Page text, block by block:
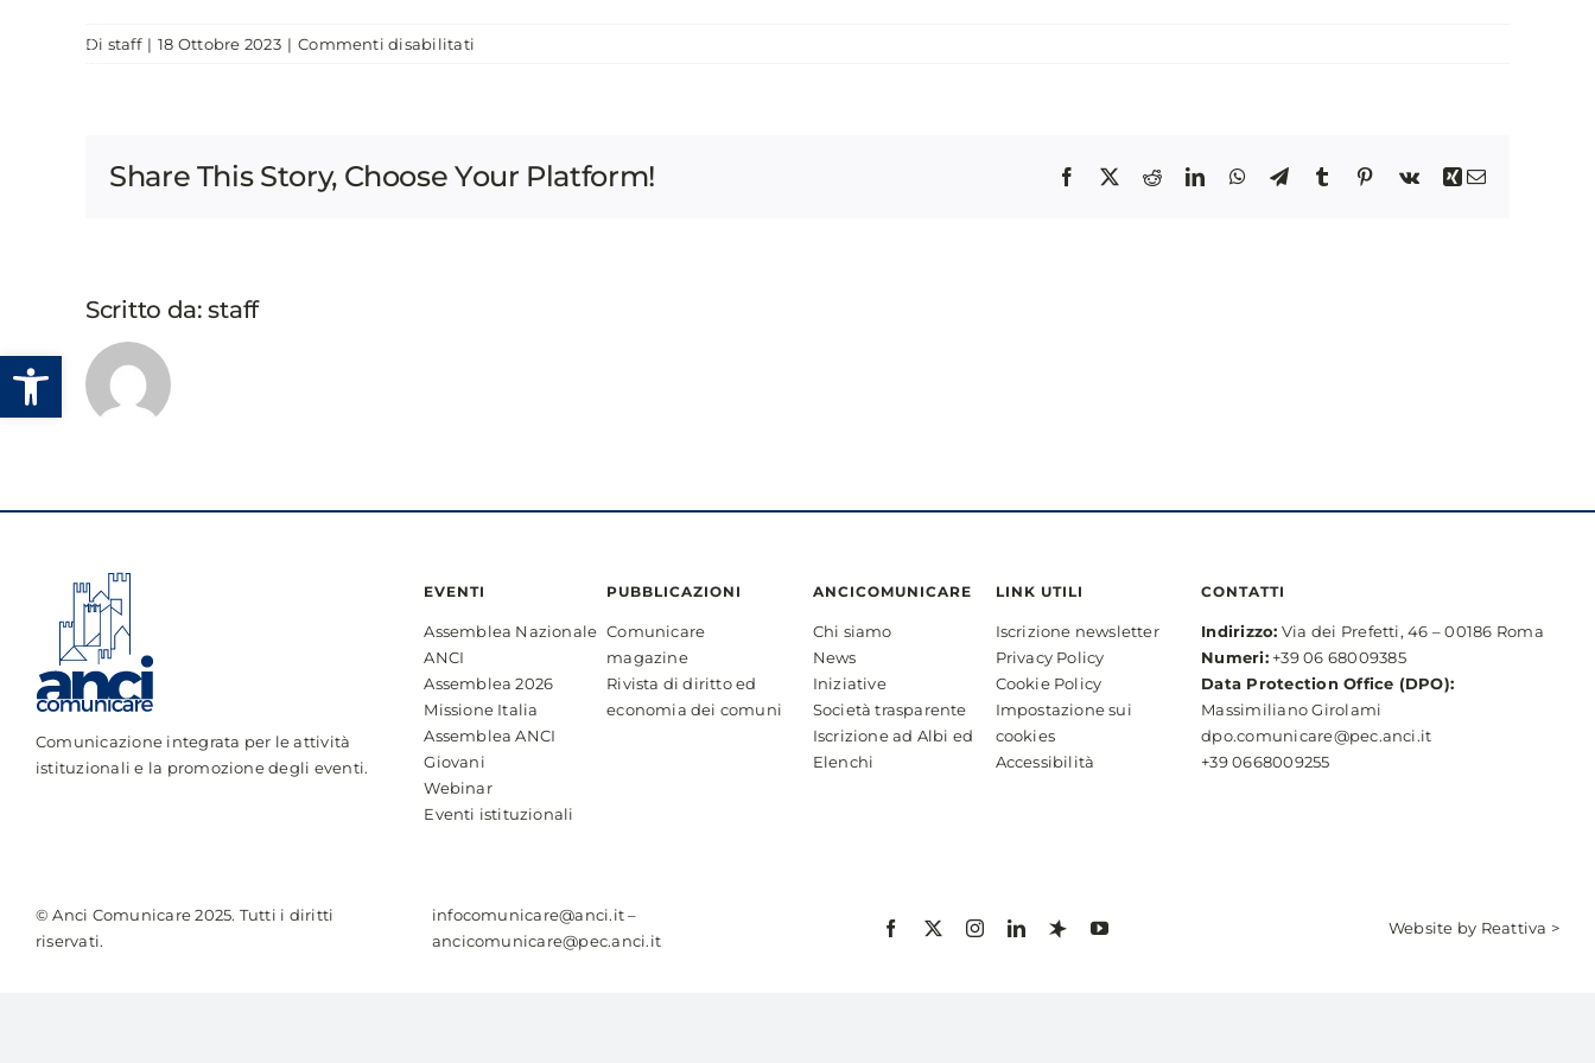
Apri la barra degli strumenti
Di staff | 18 Ottobre 2023 | Commenti disabilitati
CULTO
Share This Story, Choose Your Platform! Facebook RedditLinkedInWhatsApp
TelegramTumblr Pinterest
Vk Xing Email
Scritto da:staff
Comunicazione integrata per le attività
istituzionali e la promozione degli eventi.
EVENTI
Assemblea Nazionale
ANCI
Assemblea 2026
Missione Italia
Assemblea ANCI
Giovani
Webinar
Eventi istituzionali
PUBBLICAZIONI
Comunicare
magazine
Rivista di diritto ed
economia dei comuni
ANCICOMUNICARE
Chi siamo
News
Iniziative
Società trasparente
Iscrizione ad Albi ed
Elenchi
LINK UTILI
Iscrizione newsletter
Privacy Policy
Cookie Policy
Impostazione sui
cookies
Accessibilità
CONTATTI
Indirizzo: Via dei Prefetti, 46 – 00186 Roma
Numeri:+39 06 68009385
Data Protection Office (DPO):
Massimiliano Girolami
dpo.comunicare@pec.anci.it
+39 0668009255
© Anci Comunicare 2025. Tutti i diritti
riservati.
infocomunicare@anci.it–
ancicomunicare@pec.anci.it
Website by Reattiva >